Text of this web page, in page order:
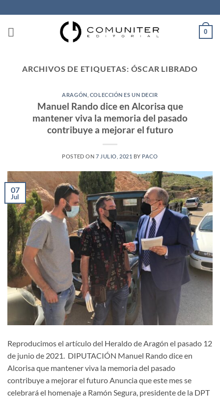
al
contenido
0
ARCHIVOS DE ETIQUETAS: ÓSCAR LIBRADO
ARAGÓN COLECCIÓN ES UN DECIR
Manuel Rando dice en Alcorisa que
mantener viva la memoria del pasado
contribuye a mejorar el futuro
POSTED ON 7 JULIO, 2021 BY PACO
07
Jul
Reproducimos el artículo del Heraldo de Aragón el pasado 12
de junio de 2021. DIPUTACIÓN Manuel Rando dice en
Alcorisa que mantener viva la memoria del pasado
contribuye a mejorar el futuro Anuncia que este mes se
celebrará el homenaje a Ramón Segura, presidente de la DPT